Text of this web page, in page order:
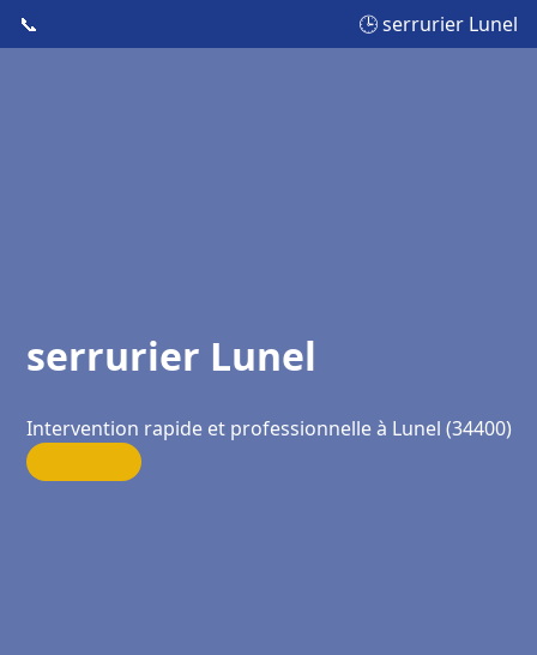
📞 🕒 serrurier Lunel
serrurier Lunel
Intervention rapide et professionnelle à Lunel (34400)